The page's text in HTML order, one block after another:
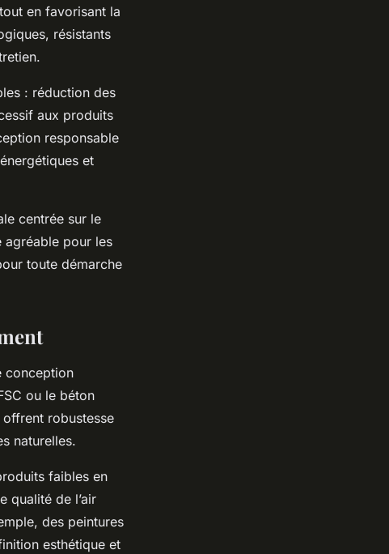
en favorisant la
résistants
: réduction des
aux produits
responsable
et
centrée sur le
agréable pour les
toute démarche
conception
ou le béton
robustesse
naturelles.
faibles en
qualité de l’air
des peintures
esthétique et